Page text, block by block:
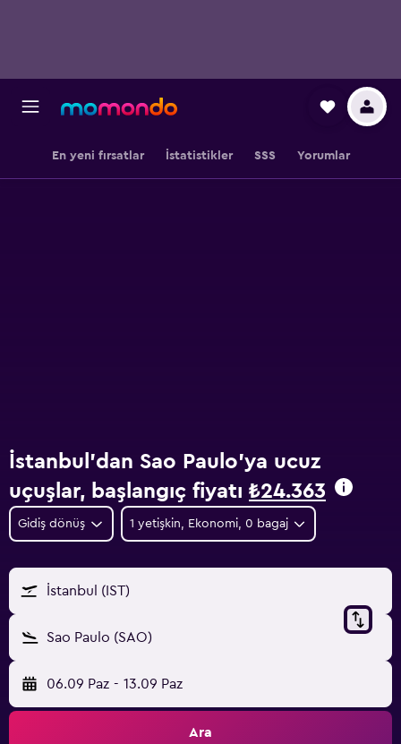
En yeni fırsatlar İstatistikler SSS Yorumlar
İstanbul'dan Sao Paulo'ya ucuz
uçuşlar, başlangıç fiyatı ₺24.363
Gidiş dönüş 1 yetişkin, Ekonomi, 0 bagaj
İstanbul (IST)
Sao Paulo (SAO)
06.09 Paz - 13.09 Paz
Ara